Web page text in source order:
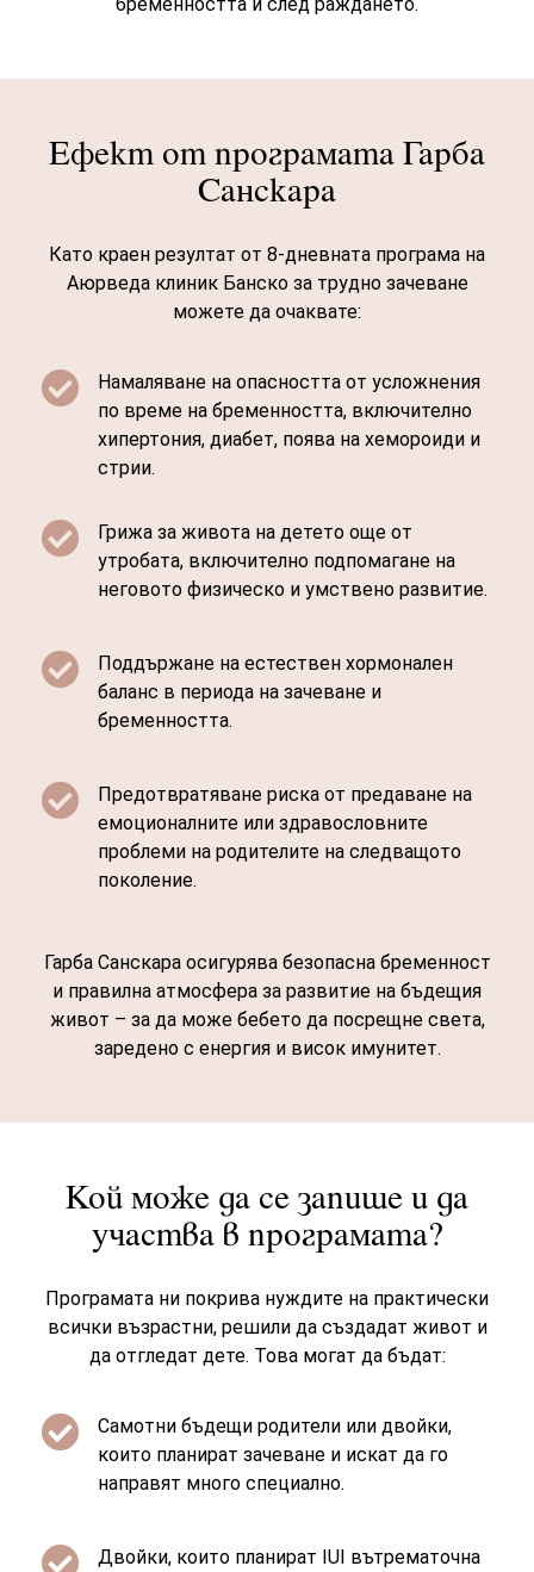
бременността и след раждането.
Ефект от програмата Гарба
Санскара
Като краен резултат от 8-дневната програма на
Аюрведа клиник Банско за трудно зачеване
можете да очаквате:

Намаляване на опасността от усложнения
по време на бременността, включително
хипертония, диабет, поява на хемороиди и
стрии.

Грижа за живота на детето още от
утробата, включително подпомагане на
неговото физическо и умствено развитие.

Поддържане на естествен хормонален
баланс в периода на зачеване и
бременността.

Предотвратяване риска от предаване на
емоционалните или здравословните
проблеми на родителите на следващото
поколение.
Гарба Санскара осигурява безопасна бременност
и правилна атмосфера за развитие на бъдещия
живот – за да може бебето да посрещне света,
заредено с енергия и висок имунитет.
Кой може да се запише и да
участва в програмата?
Програмата ни покрива нуждите на практически
всички възрастни, решили да създадат живот и
да отгледат дете. Това могат да бъдат:

Самотни бъдещи родители или двойки,
които планират зачеване и искат да го
направят много специално.

Двойки, които планират IUI вътрематочна